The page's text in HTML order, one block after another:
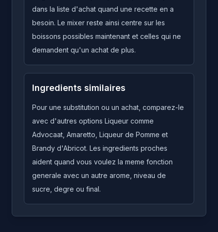
dans la liste d'achat quand une recette en a
besoin. Le mixer reste ainsi centre sur les
boissons possibles maintenant et celles qui ne
demandent qu'un achat de plus.
Ingredients similaires
Pour une substitution ou un achat, comparez-le
avec d'autres options Liqueur comme
Advocaat, Amaretto, Liqueur de Pomme et
Brandy d'Abricot. Les ingredients proches
aident quand vous voulez la meme fonction
generale avec un autre arome, niveau de
sucre, degre ou final.